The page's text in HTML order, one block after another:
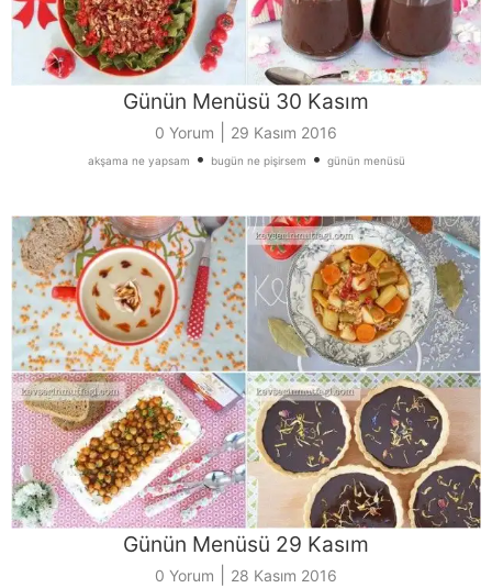
Günün Menüsü 30 Kasım
0 Yorum 29 Kasım 2016
akşama ne yapsam • bugün ne pişirsem • günün menüsü
Günün Menüsü 29 Kasım
0 Yorum 28 Kasım 2016